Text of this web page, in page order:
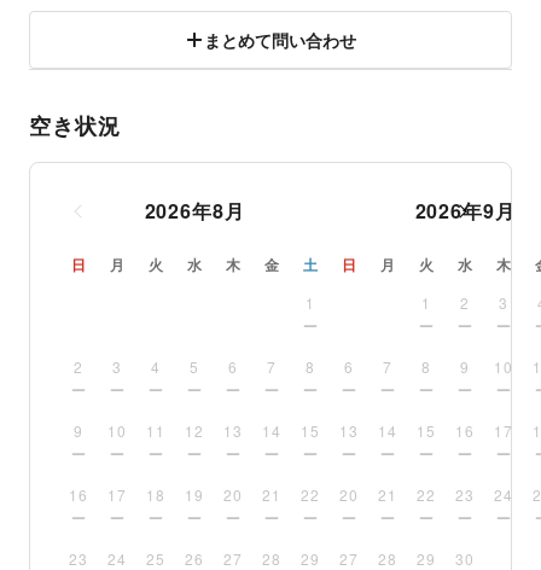
まとめて問い合わせ
空き状況
2026年8月
日 月 火 水 木 金 土
1
2 3 4 5 6 7 8
9 10 11 12 13 14 15
16 17 18 19 20 21 22
23 24 25 26 27 28 29
2026年9月
日 月 火 水 木
1 2 3
6 7 8 9 10
13 14 15 16 17
20 21 22 23 24
27 28 29 30